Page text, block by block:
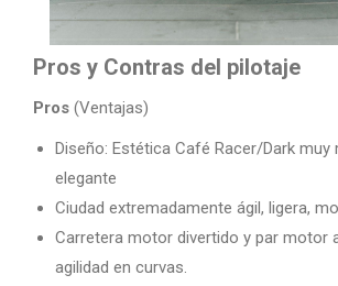
Pros y Contras del pilotaje
Pros (Ventajas)
Diseño: Estética Café Racer/Dark muy
elegante
Ciudad extremadamente ágil, ligera,
Carretera motor divertido y par motor
agilidad en curvas.